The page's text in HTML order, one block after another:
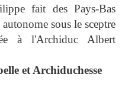
fait des Pays-Bas
sous le sceptre
à l'Archiduc Albert
et Archiduchesse